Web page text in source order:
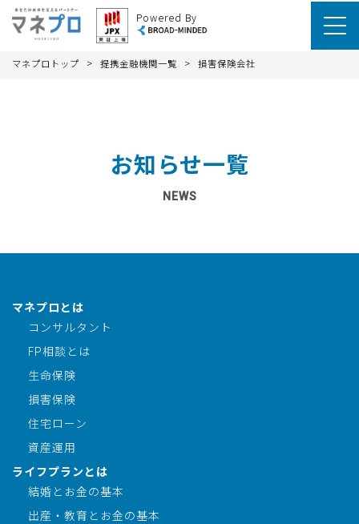
Powered By
マネプロトップ > 提携金融機関一覧 > 損害保険会社
お知らせ一覧
NEWS
マネプロとは
コンサルタント
FP相談とは
生命保険
損害保険
住宅ローン
資産運用
ライフプランとは
結婚とお金の基本
出産・教育とお金の基本